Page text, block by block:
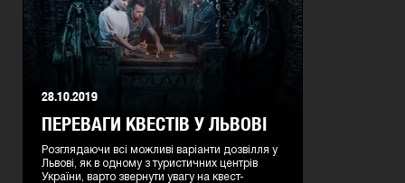
ПЕРЕВАГИ КВЕСТІВ У ЛЬВОВІ
Розглядаючи всі можливі варіанти дозвілля у
Львові, як в одному з туристичних центрів
України, варто звернути увагу на квест-
28.10.2019